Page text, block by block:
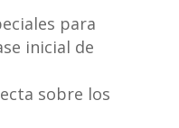
para
inicial de
sobre los